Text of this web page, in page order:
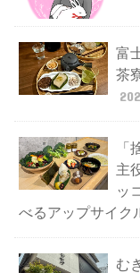
富
茶
「
主
ッ
べるアップサイク
む